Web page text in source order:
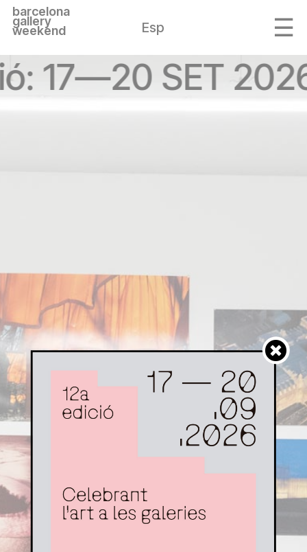
barcelona
gallery
weekend Esp
17—20 SET